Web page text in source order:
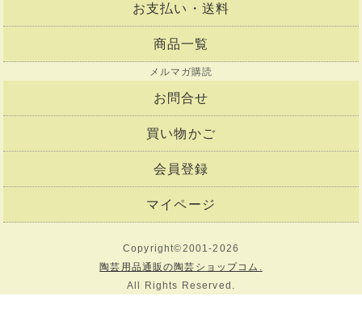
お支払い・送料
商品一覧
メルマガ購読
お問合せ
買い物かご
会員登録
マイページ
Copyright©2001-2026
陶芸用品通販の陶芸ショップコム.
All Rights Reserved.